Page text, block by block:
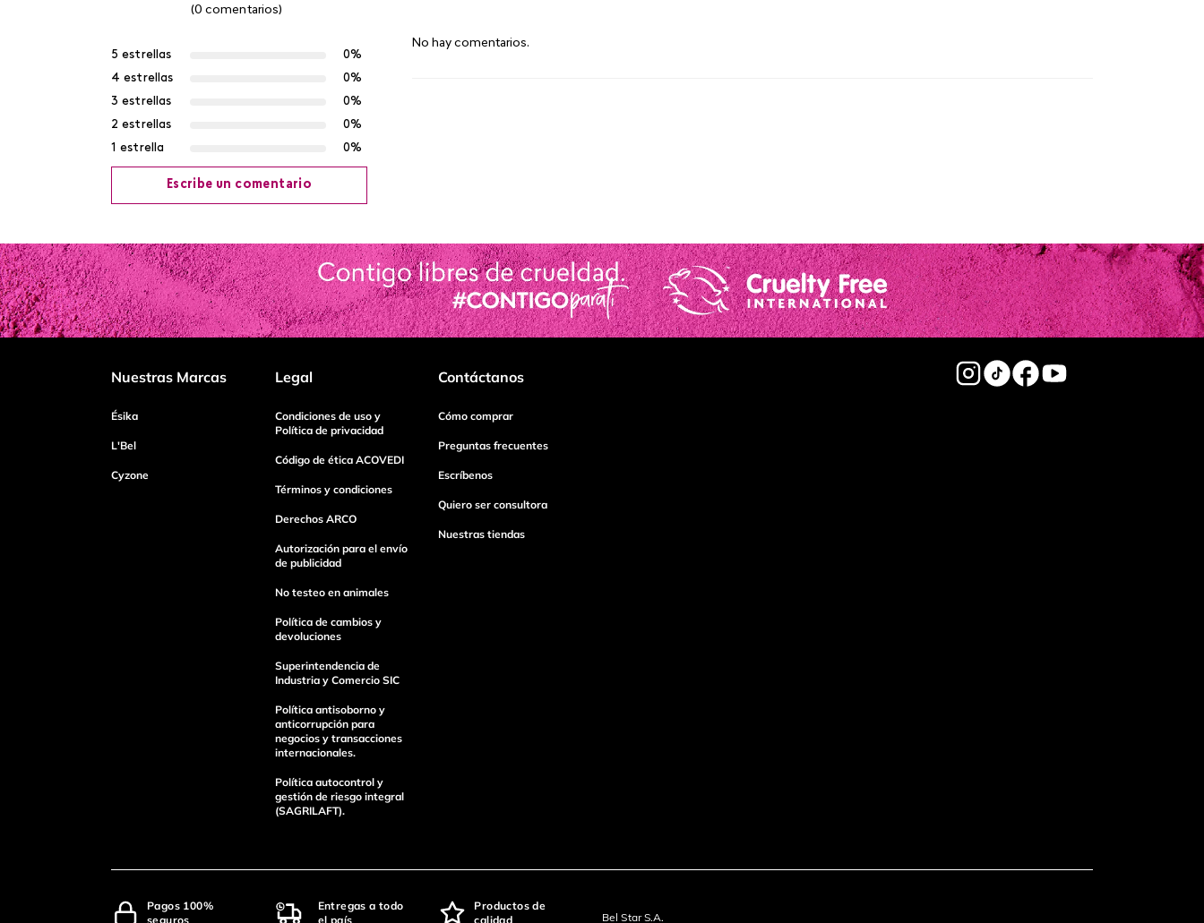
(0 comentarios)
5 estrellas
0%
4 estrellas
0%
3 estrellas
0%
2 estrellas
0%
1 estrella
0%
Escribe un comentario
Agregar comentario
Título
Tu nombre
Dirección de email
enviar comentario
No hay comentarios.
Nuestras Marcas
Ésika
L'Bel
Cyzone
Legal
Condiciones de uso y
Política de privacidad
Código de ética ACOVEDI
Términos y condiciones
Derechos ARCO
Autorización para el envío
de publicidad
No testeo en animales
Política de cambios y
devoluciones
Superintendencia de
Industria y Comercio SIC
Política antisoborno y
anticorrupción para
negocios y transacciones
internacionales.
Política autocontrol y
gestión de riesgo integral
(SAGRILAFT).
Contáctanos
Cómo comprar
Preguntas frecuentes
Escríbenos
Quiero ser consultora
Nuestras tiendas
Pagos 100%
seguros
Entregas a todo
el país
Productos de
calidad
Bel Star S.A.